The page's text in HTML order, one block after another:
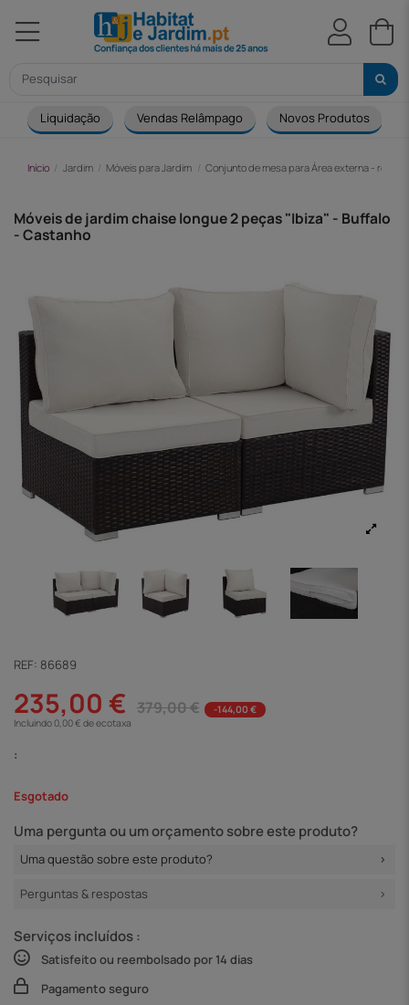
Liquidação Vendas Relâmpago Novos Produtos
Início Jardim Móveis para Jardim Conjunto de mesa para Área externa - resina
Móveis de jardim chaise longue 2 peças "Ibiza" - Buffalo
- Castanho
REF: 86689
235,00 € 379,00 €
-144,00 €
Incluindo 0,00 € de ecotaxa
:
Esgotado
Uma pergunta ou um orçamento sobre este produto?
Uma questão sobre este produto?
Perguntas & respostas
Serviços incluídos :
Satisfeito ou reembolsado por 14 dias
Pagamento seguro